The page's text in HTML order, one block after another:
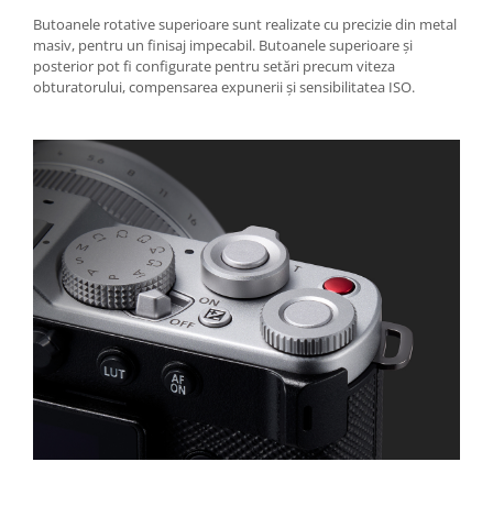
Butoanele rotative superioare sunt realizate cu precizie din metal
masiv, pentru un finisaj impecabil. Butoanele superioare și
posterior pot fi configurate pentru setări precum viteza
obturatorului, compensarea expunerii și sensibilitatea ISO.